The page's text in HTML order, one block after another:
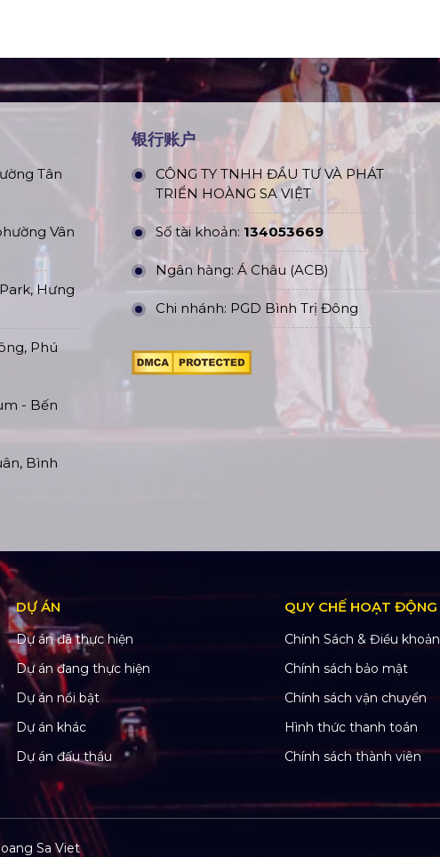
Tân
Vân
Hưng
Phú
- Bến
Bình
银行账户
CÔNG TY TNHH ĐẦU TƯ VÀ PHÁT
TRIỂN HOÀNG SA VIỆT
Số tài khoản: 134053669
Ngân hàng: Á Châu (ACB)
Chi nhánh: PGD Bình Trị Đông
DỰ ÁN
Dự án đã thực hiện
Dự án đang thực hiện
Dự án nổi bật
Dự án khác
Dự án đấu thầu
QUY CHẾ HOẠT ĐỘNG
Chính Sách & Điều khoản
Chính sách bảo mật
Chính sách vận chuyển
Hình thức thanh toán
Chính sách thành viên
Sa Viet